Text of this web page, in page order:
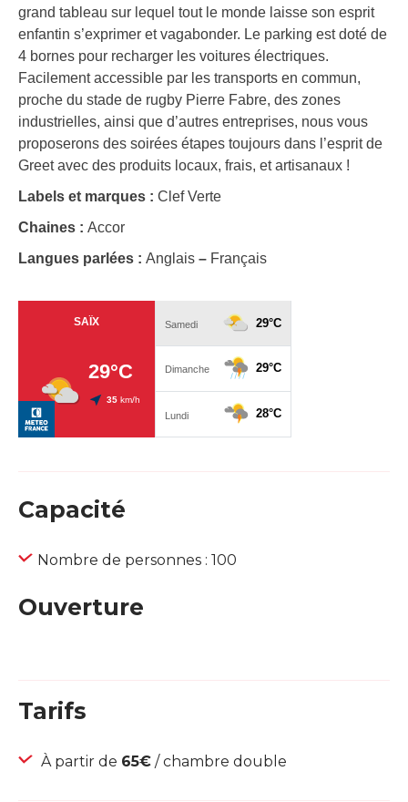
grand tableau sur lequel tout le monde laisse son esprit
enfantin s’exprimer et vagabonder. Le parking est doté de
4 bornes pour recharger les voitures électriques.
Facilement accessible par les transports en commun,
proche du stade de rugby Pierre Fabre, des zones
industrielles, ainsi que d’autres entreprises, nous vous
proposerons des soirées étapes toujours dans l’esprit de
Greet avec des produits locaux, frais, et artisanaux !
Labels et marques : Clef Verte
Chaines : Accor
Langues parlées : Anglais – Français
Capacité
Nombre de personnes : 100
Ouverture
Tarifs
À partir de 65€ / chambre double